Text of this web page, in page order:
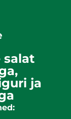
salat
ja